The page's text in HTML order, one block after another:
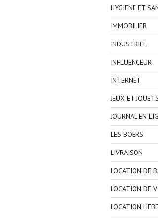
HYGIENE ET
IMMOBILIER
INDUSTRIEL
INFLUENCEUR
INTERNET
JEUX ET JOUETS
JOURNAL EN
LES BOERS
LIVRAISON
LOCATION DE
LOCATION DE
LOCATION